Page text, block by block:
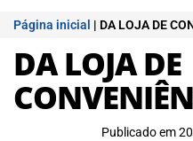
Página inicial | DA LOJA DE
DA LOJA DE
Publicado em